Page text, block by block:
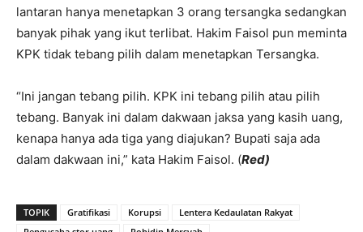
lantaran hanya menetapkan 3 orang tersangka sedangkan
banyak pihak yang ikut terlibat. Hakim Faisol pun meminta
KPK tidak tebang pilih dalam menetapkan Tersangka.
“Ini jangan tebang pilih. KPK ini tebang pilih atau pilih
tebang. Banyak ini dalam dakwaan jaksa yang kasih uang,
kenapa hanya ada tiga yang diajukan? Bupati saja ada
dalam dakwaan ini,” kata Hakim Faisol. (Red)
TOPIK Gratifikasi Korupsi
Lentera Kedaulatan Rakyat